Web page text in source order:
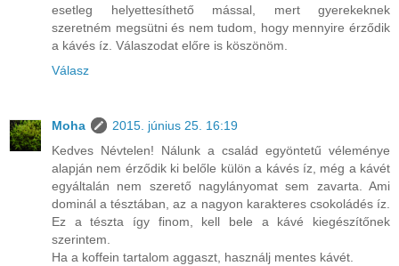
esetleg helyettesíthető mással, mert gyerekeknek
szeretném megsütni és nem tudom, hogy mennyire érződik
a kávés íz. Válaszodat előre is köszönöm.
Válasz
Moha
2015. június 25. 16:19
Kedves Névtelen! Nálunk a család egyöntetű véleménye
alapján nem érződik ki belőle külön a kávés íz, még a kávét
egyáltalán nem szerető nagylányomat sem zavarta. Ami
dominál a tésztában, az a nagyon karakteres csokoládés íz.
Ez a tészta így finom, kell bele a kávé kiegészítőnek
szerintem.
Ha a koffein tartalom aggaszt, használj mentes kávét.